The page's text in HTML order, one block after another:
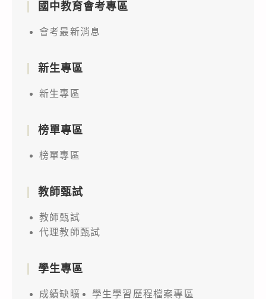
國中教育會考專區
會考最新消息
新生專區
新生專區
榜單專區
榜單專區
教師甄試
教師甄試
代理教師甄試
學生專區
成績缺曠 學生學習歷程檔案專區